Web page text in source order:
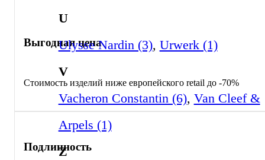
U
Ulysse Nardin (3), Urwerk (1)
V
Vacheron Constantin (6), Van Cleef &
Arpels (1)
Z
Выгодная цена
Стоимость изделий ниже европейского retail до -70%
Подлинность